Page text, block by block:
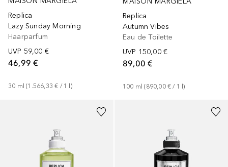
Replica
Lazy Sunday Morning
Haarparfum
UVP 59,00 €
46,99 €
30 ml (1.566,33 € / 1 )
Replica
Autumn Vibes
Eau de Toilette
UVP 150,00 €
89,00 €
100 ml (890,00 € / 1 l)